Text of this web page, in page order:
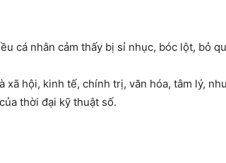
cá nhân cảm thấy bị sỉ nhục, bóc lột, bỏ
xã hội, kinh tế, chính trị, văn hóa, tâm lý,
thời đại kỹ thuật số.